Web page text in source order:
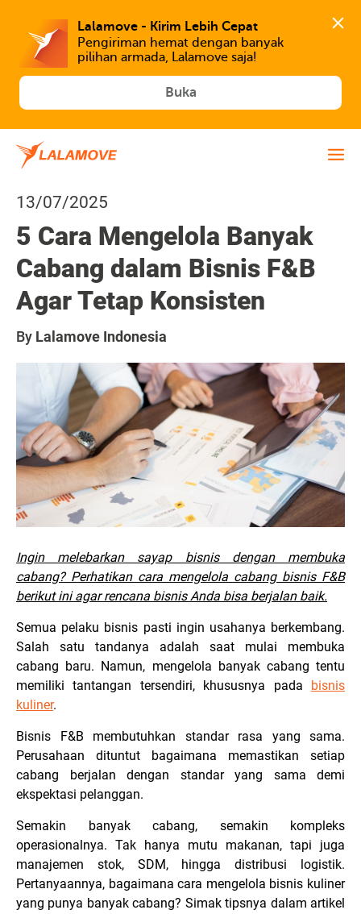
Lalamove - Kirim Lebih Cepat
Pengiriman hemat dengan banyak
Buka
13/07/2025
5 Cara Mengelola Banyak
Cabang dalam Bisnis F&B
Agar Tetap Konsisten
By Lalamove Indonesia
Ingin melebarkan sayap bisnis dengan membuka
cabang? Perhatikan cara mengelola cabang bisnis F&B
berikut ini agar rencana bisnis Anda bisa berjalan baik.
Semua pelaku bisnis pasti ingin usahanya berkembang.
Salah satu tandanya adalah saat mulai membuka
cabang baru. Namun, mengelola banyak cabang tentu
memiliki tantangan tersendiri, khususnya pada bisnis
kuliner.
Bisnis F&B membutuhkan standar rasa yang sama.
Perusahaan dituntut bagaimana memastikan setiap
cabang berjalan dengan standar yang sama demi
ekspektasi pelanggan.
Semakin banyak cabang, semakin kompleks
operasionalnya. Tak hanya mutu makanan, tapi juga
manajemen stok, SDM, hingga distribusi logistik.
Pertanyaannya, bagaimana cara mengelola bisnis kuliner
yang punya banyak cabang? Simak tipsnya dalam artikel